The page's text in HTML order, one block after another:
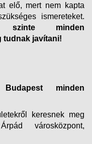
elő, mert nem kapta
ismereteket.
szinte minden
tudnak javítani!
minden
keresnek meg
városközpont,